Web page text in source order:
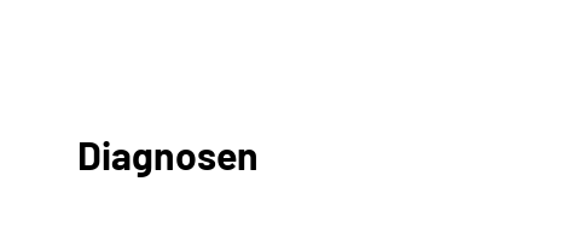
Diagnosen